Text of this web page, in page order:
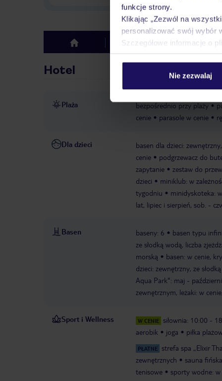
funkcje strony.
Klikając „Zezwól na
personalizować swój wybór
Szczegółowe informacje o
Nie zezwalaj
top Hotel Opinie
Hotel
Plaża bezpośrednio przy plaży
cenie
parasole w cenie
Dla dzieci basen dla dzieci:
cenie
podgrzewacz do
zapytanie
zestaw do
dzieci
miniklub: w
tygodniu
minidyskoteka:
lat, lipiec i sierpień, sob. -
Basen baseny: 6 basen typu
ze słodką wodą, liczba
morską
basen: w cenie,
dzieci: zewnętrzny, ze
Aqua Park": maj -
zewnętrznym, leżaki: w
Sport i Wellness W CENIE siłownia: 10:00 -
aerobik
joga piłka
PŁATNE
strefa spa „Elixir
zewnętrznych
sauna fińska
tenisowe
sporty wodne: